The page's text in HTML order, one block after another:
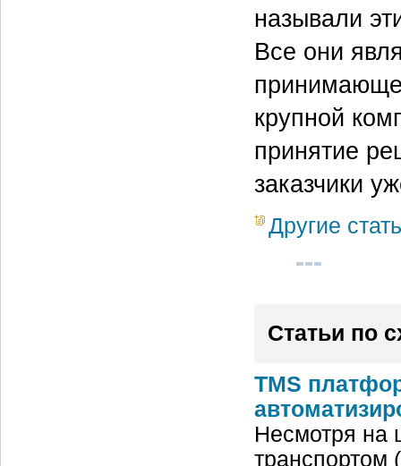
называли
Все они
крупной
принятие
заказчики
Другие
Статьи по
TMS
Несмотря на
транспортом